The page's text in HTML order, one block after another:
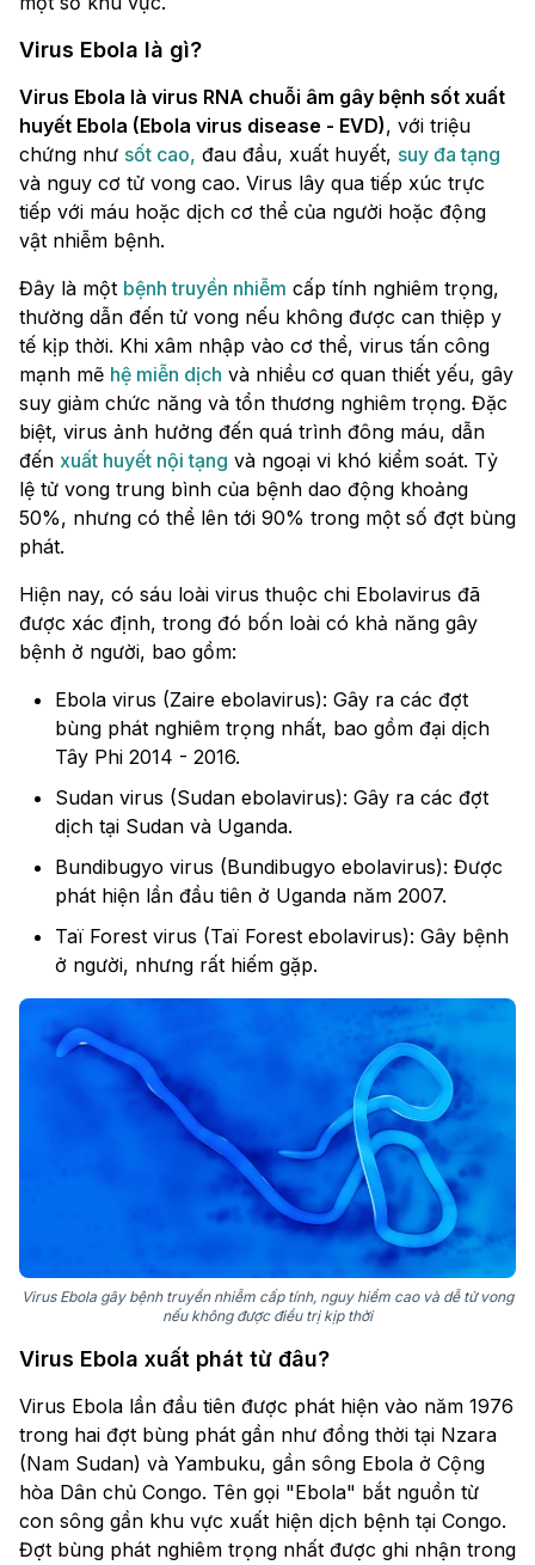
Virus Ebola là gì?
Virus Ebola là virus RNA chuỗi âm gây bệnh sốt xuất
huyết Ebola (Ebola virus disease - EVD), với triệu
chứng như sốt cao, đau đầu, xuất huyết, suy đa tạng
và nguy cơ tử vong cao. Virus lây qua tiếp xúc trực
tiếp với máu hoặc dịch cơ thể của người hoặc động
vật nhiễm bệnh.
Đây là một bệnh truyền nhiễm cấp tính nghiêm trọng,
thường dẫn đến tử vong nếu không được can thiệp y
tế kịp thời. Khi xâm nhập vào cơ thể, virus tấn công
mạnh mẽ hệ miễn dịch và nhiều cơ quan thiết yếu, gây
suy giảm chức năng và tổn thương nghiêm trọng. Đặc
biệt, virus ảnh hưởng đến quá trình đông máu, dẫn
đến xuất huyết nội tạng và ngoại vi khó kiểm soát. Tỷ
lệ tử vong trung bình của bệnh dao động khoảng
50%, nhưng có thể lên tới 90% trong một số đợt bùng
phát.
Hiện nay, có sáu loài virus thuộc chi Ebolavirus đã
được xác định, trong đó bốn loài có khả năng gây
bệnh ở người, bao gồm:
Ebola virus (Zaire ebolavirus): Gây ra các đợt
bùng phát nghiêm trọng nhất, bao gồm đại dịch
Tây Phi 2014 - 2016.
Sudan virus (Sudan ebolavirus): Gây ra các đợt
dịch tại Sudan và Uganda.
Bundibugyo virus (Bundibugyo ebolavirus): Được
phát hiện lần đầu tiên ở Uganda năm 2007.
Taï Forest virus (Taï Forest ebolavirus): Gây bệnh
ở người, nhưng rất hiếm gặp.
Virus Ebola gây bệnh truyền nhiễm cấp tính, nguy hiểm cao và dễ tử vong
nếu không được điều trị kịp thời
Virus Ebola xuất phát từ đâu?
Virus Ebola lần đầu tiên được phát hiện vào năm 1976
trong hai đợt bùng phát gần như đồng thời tại Nzara
(Nam Sudan) và Yambuku, gần sông Ebola ở Cộng
hòa Dân chủ Congo. Tên gọi "Ebola" bắt nguồn từ
con sông gần khu vực xuất hiện dịch bệnh tại Congo.
Đợt bùng phát nghiêm trọng nhất được ghi nhận trong